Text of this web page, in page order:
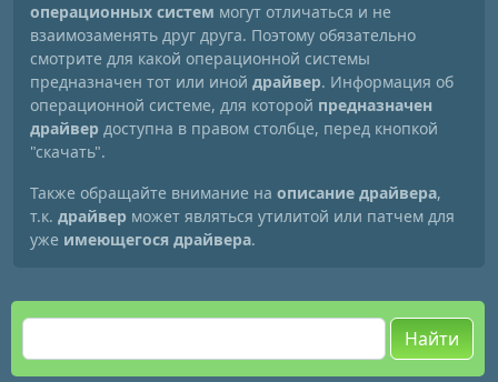
операционных систем могут отличаться и не
взаимозаменять друг друга. Поэтому обязательно
смотрите для какой операционной системы
предназначен тот или иной драйвер. Информация об
операционной системе, для которой предназначен
драйвер доступна в правом столбце, перед кнопкой
"скачать".
Также обращайте внимание на описание драйвера,
т.к. драйвер может являться утилитой или патчем для
уже имеющегося драйвера.
Найти